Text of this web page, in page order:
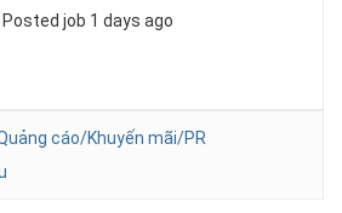
Posted job 1 days ago
cáo/Khuyến mãi/PR